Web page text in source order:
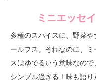
ミニエッセ
多種のスパイスに、野菜
ールブス。それなのに、
スはゆでるいう意味なので
シンプル過ぎる！味も語